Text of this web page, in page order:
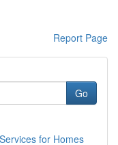
Report Page
Go
for Homes